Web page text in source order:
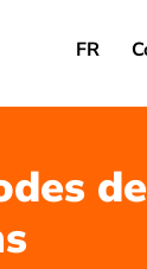
FR